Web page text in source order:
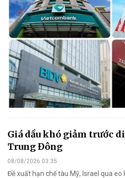
Giá dầu khó giảm trước
Trung Đông
08/08/2026 03:35
Đề xuất hạn chế tàu Mỹ, Israel qua